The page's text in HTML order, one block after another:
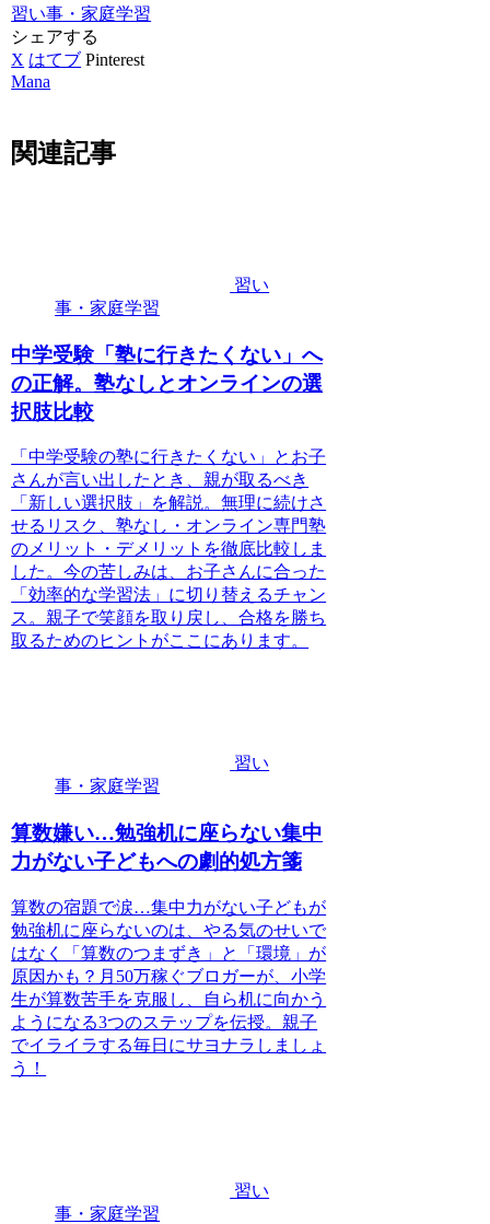
習い事・家庭学習
シェアする
X はてブ Pinterest
Mana
関連記事
習い
事・家庭学習
中学受験「塾に行きたくない」へ
の正解。塾なしとオンラインの選
択肢比較
「中学受験の塾に行きたくない」とお子
さんが言い出したとき、親が取るべき
「新しい選択肢」を解説。無理に続けさ
せるリスク、塾なし・オンライン専門塾
のメリット・デメリットを徹底比較しま
した。今の苦しみは、お子さんに合った
「効率的な学習法」に切り替えるチャン
ス。親子で笑顔を取り戻し、合格を勝ち
取るためのヒントがここにあります。
習い
事・家庭学習
算数嫌い…勉強机に座らない集中
力がない子どもへの劇的処方箋
算数の宿題で涙…集中力がない子どもが
勉強机に座らないのは、やる気のせいで
はなく「算数のつまずき」と「環境」が
原因かも？月50万稼ぐブロガーが、小学
生が算数苦手を克服し、自ら机に向かう
ようになる3つのステップを伝授。親子
でイライラする毎日にサヨナラしましょ
う！
習い
事・家庭学習